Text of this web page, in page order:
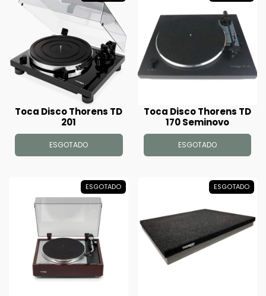
Toca Disco Thorens TD
201
ESGOTADO
Toca Disco Thorens TD
170 Seminovo
ESGOTADO
ESGOTADO ESGOTADO